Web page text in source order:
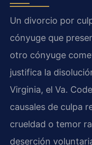
Un divorcio por
cónyuge que
otro cónyuge
justifica la
Virginia, el Va.
causales de culpa
crueldad o temor
deserción